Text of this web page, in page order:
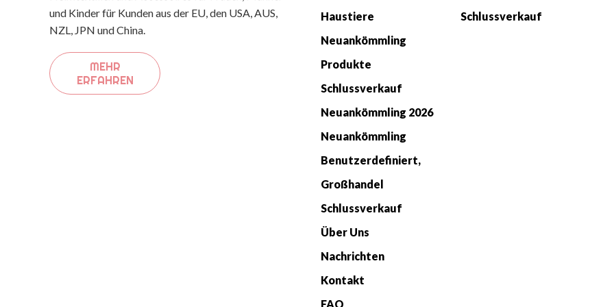
und Kinder für Kunden aus der EU, den USA, AUS,
NZL, JPN und China.
MEHR
ERFAHREN
Haustiere
Neuankömmling
Produkte
Schlussverkauf
Neuankömmling 2026
Neuankömmling
Benutzerdefiniert,
Großhandel
Schlussverkauf
Über Uns
Nachrichten
Kontakt
FAQ
Schlussverkauf